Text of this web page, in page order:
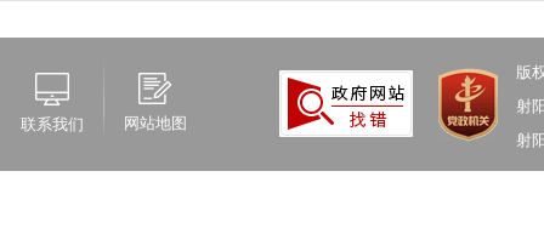
联系我们 网站地图
版
射
射